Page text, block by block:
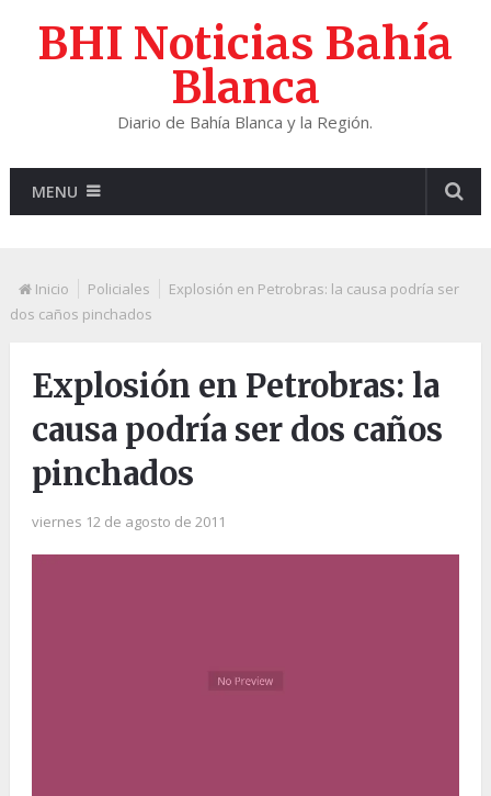
BHI Noticias Bahía
Blanca
Diario de Bahía Blanca y la Región.
MENU
Inicio Policiales
Explosión en Petrobras: la causa podría ser
dos caños pinchados
Explosión en Petrobras: la
causa podría ser dos caños
pinchados
viernes 12 de agosto de 2011